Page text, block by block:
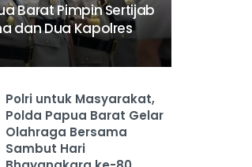
Barat Pimpin Sertijab
dan Dua Kapolres
Polri untuk Masyarakat,
Polda Papua Barat Gelar
Olahraga Bersama
Sambut Hari